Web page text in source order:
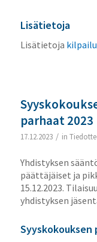
Lisätietoja
Lisätietoja
parhaat 2023
17.12.2023 / in
Yhdistyksen
päättäjäiset ja
15.12.2023.
yhdistyksen
Syyskokouksen